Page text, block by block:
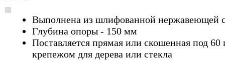
Выполнена из шлифованной нержавеющей
Глубина опоры - 150 мм
Поставляется прямая или скошенная под 60
крепежом для дерева или стекла